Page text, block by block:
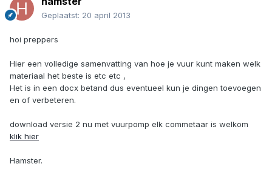
Geplaatst: 20 april 2013
hoi preppers
Hier een volledige samenvatting van hoe je vuur kunt maken welk
materiaal het beste is etc etc ,
Het is in een docx betand dus eventueel kun je dingen toevoegen
en of verbeteren.
download versie 2 nu met vuurpomp elk commetaar is welkom
klik hier
Hamster.